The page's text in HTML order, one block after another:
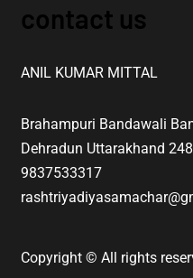
contact us
ANIL KUMAR MITTAL
Brahampuri Bandawali
Dehradun Uttarakhand
9837533317
Copyright © All rights